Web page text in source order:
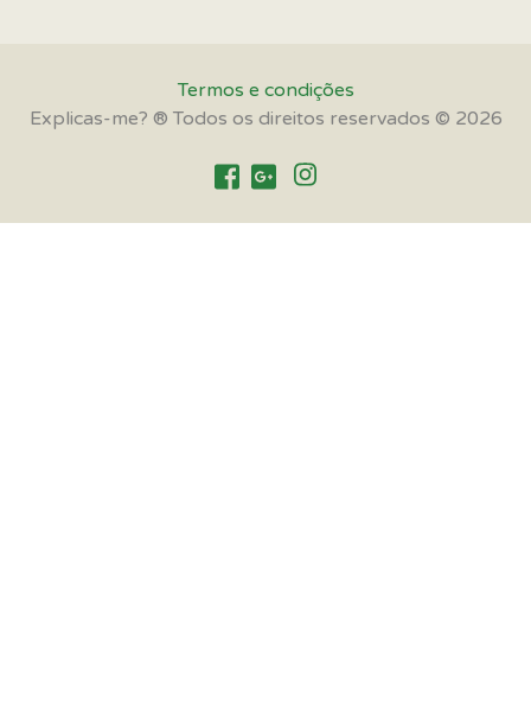
Termos e condições
Explicas-me? ® Todos os direitos reservados © 2026